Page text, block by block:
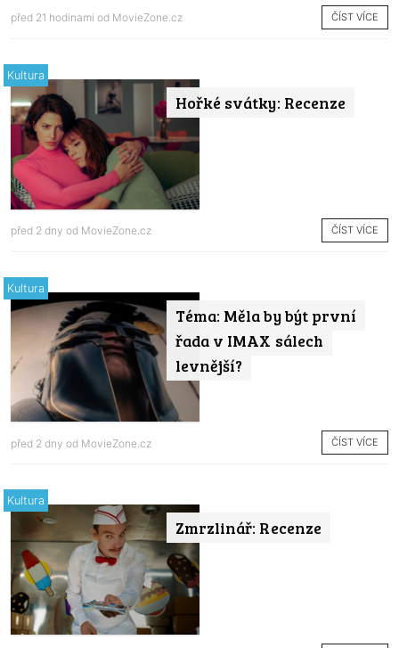
před 21 hodinami od MovieZone.cz ČÍST VÍCE
Hořké svátky: Recenze
Kultura
před 2 dny od MovieZone.cz ČÍST VÍCE
Téma: Měla by být první
řada v IMAX sálech
levnější?
Kultura
před 2 dny od MovieZone.cz ČÍST VÍCE
Zmrzlinář: Recenze
Kultura